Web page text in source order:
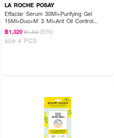
LA ROCHE POSAY
Effaclar Serum 30Ml+Purifying Gel
15Ml+Duo+M 3 Ml+Ant Oil Control
Cream 3 Ml
฿1,320 ฿1,390 (5%)
size 4 PCS